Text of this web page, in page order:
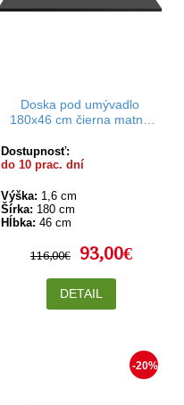
Doska pod umývadlo
180x46 cm čierna matná
Dostupnosť:
do 10 prac. dní
Výška: 1,6 cm
Šírka: 180 cm
Hĺbka: 46 cm
116,00€ 93,00€
DETAIL
-20%